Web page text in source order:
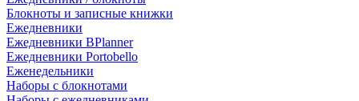
Блокноты и записные книжки
Ежедневники
Ежедневники BPlanner
Ежедневники Portobello
Еженедельники
Наборы с блокнотами